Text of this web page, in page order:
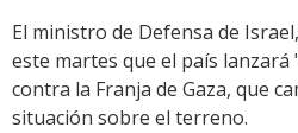
El ministro de Defensa de
este martes que el país
contra la Franja de Gaza, que
situación sobre el terreno.